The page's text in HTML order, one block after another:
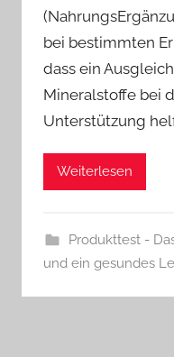
bei bestimmten
dass ein
Mineralstoffe bei
Unterstützung
Weiterlesen
Produkttest -
und ein gesundes